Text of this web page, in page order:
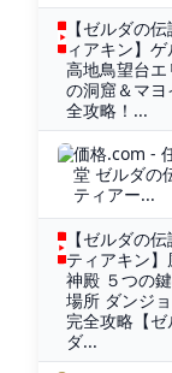
【ゼルダの
ィアキン】ゲ
高地鳥望台エ
の洞窟＆マヨ
全攻略！...
価格.com -
堂 ゼルダの
ティアー...
【ゼルダの伝
ティアキン】
神殿 ５つの
場所 ダンジ
完全攻略【ゼ
ダ...